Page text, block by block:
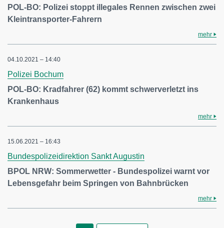
POL-BO: Polizei stoppt illegales Rennen zwischen zwei
Kleintransporter-Fahrern
mehr
04.10.2021 – 14:40
Polizei Bochum
POL-BO: Kradfahrer (62) kommt schwerverletzt ins
Krankenhaus
mehr
15.06.2021 – 16:43
Bundespolizeidirektion Sankt Augustin
BPOL NRW: Sommerwetter - Bundespolizei warnt vor
Lebensgefahr beim Springen von Bahnbrücken
mehr